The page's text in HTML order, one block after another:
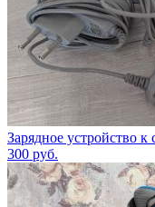
Зарядное устройство к
300 руб.